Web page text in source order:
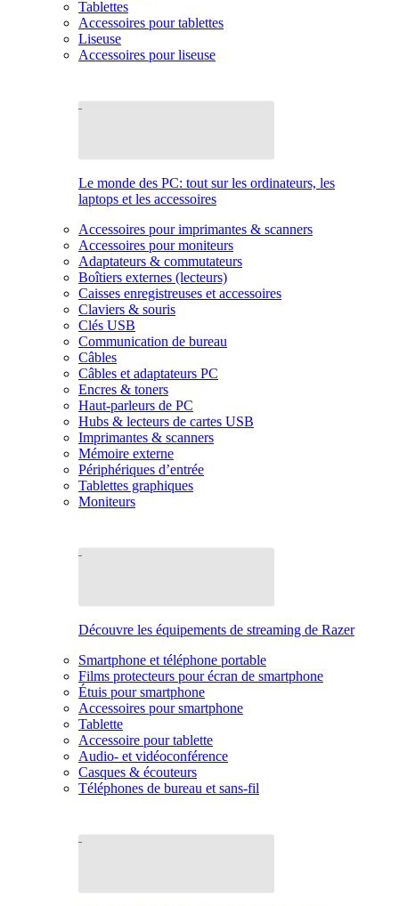
Tablettes
Accessoires pour tablettes
Liseuse
Accessoires pour liseuse
Le monde des PC: tout sur les ordinateurs, les
laptops et les accessoires
Accessoires pour imprimantes & scanners
Accessoires pour moniteurs
Adaptateurs & commutateurs
Boîtiers externes (lecteurs)
Caisses enregistreuses et accessoires
Claviers & souris
Clés USB
Communication de bureau
Câbles
Câbles et adaptateurs PC
Encres & toners
Haut-parleurs de PC
Hubs & lecteurs de cartes USB
Imprimantes & scanners
Mémoire externe
Périphériques d’entrée
Tablettes graphiques
Moniteurs
Découvre les équipements de streaming de Razer
Smartphone et téléphone portable
Films protecteurs pour écran de smartphone
Étuis pour smartphone
Accessoires pour smartphone
Tablette
Accessoire pour tablette
Audio- et vidéoconférence
Casques & écouteurs
Téléphones de bureau et sans-fil